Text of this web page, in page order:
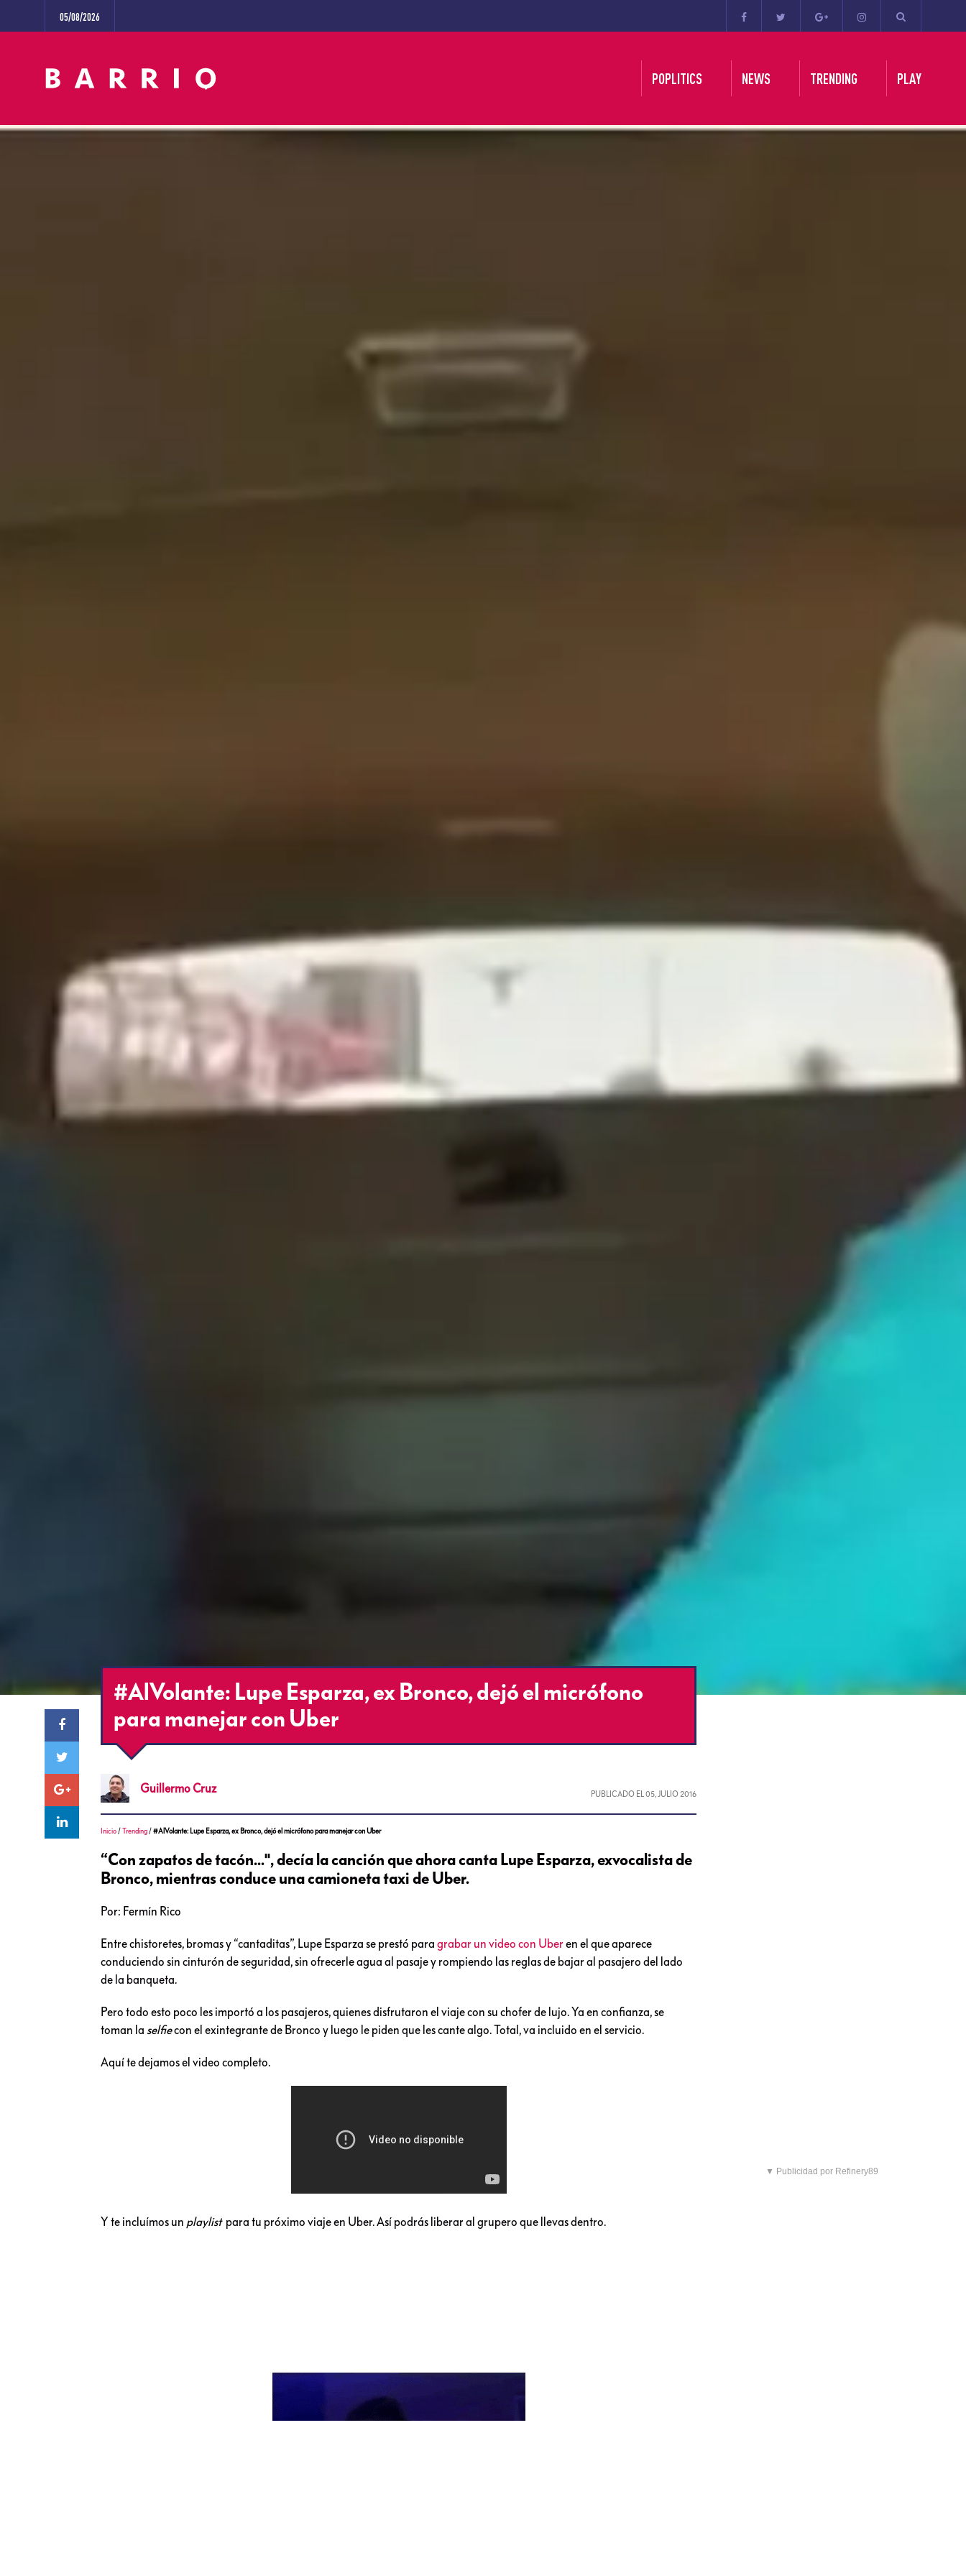
05/08/2026
POPLITICS NEWS TRENDING PLAY
#AlVolante: Lupe Esparza, ex Bronco, dejó el micrófono
para manejar con Uber
Guillermo Cruz PUBLICADO EL05, JULIO 2016
Inicio /Trending /#AlVolante: Lupe Esparza, ex Bronco, dejó el micrófono para manejar con Uber
“Con zapatos de tacón...", decía la canción que ahora canta Lupe Esparza, exvocalista de
Bronco, mientras conduce una camioneta taxi de Uber.
Por: Fermín Rico
Entre chistoretes, bromas y “cantaditas”, Lupe Esparza se prestó paragrabar un video con Uberen el que aparece
conduciendo sin cinturón de seguridad, sin ofrecerle agua al pasaje y rompiendo las reglas de bajar al pasajero del lado
de la banqueta.
Pero todo esto poco les importó a los pasajeros, quienes disfrutaron el viaje con su chofer de lujo. Ya en confianza, se
toman la selfiecon el exintegrante de Bronco y luego le piden que les cante algo. Total, va incluido en el servicio.
Aquí te dejamos el video completo.
Y te incluímos un playlist para tu próximo viaje en Uber. Así podrás liberar al grupero que llevas dentro.
▼ Publicidad por Refinery89